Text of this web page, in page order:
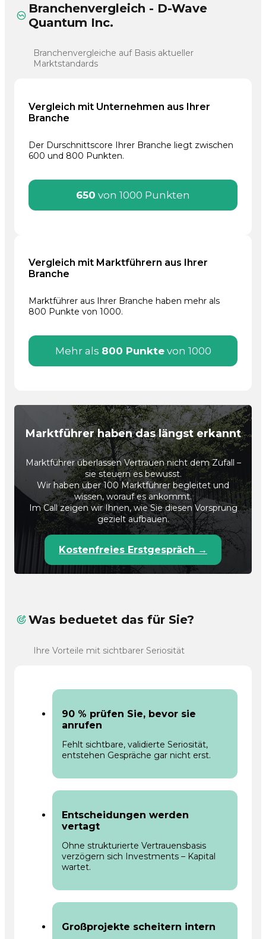
Branchenvergleich - D-Wave
Quantum Inc.
Branchenvergleiche auf Basis aktueller
Marktstandards
Vergleich mit Unternehmen aus Ihrer
Branche
Der Durschnittscore Ihrer Branche liegt zwischen
600 und 800 Punkten.
650 von 1000 Punkten
Vergleich mit Marktführern aus Ihrer
Branche
Marktführer aus Ihrer Branche haben mehr als
800 Punkte von 1000.
Mehr als 800 Punktevon 1000
Marktführer haben das längst erkannt
Marktführer überlassen Vertrauen nicht dem Zufall –
sie steuern es bewusst.
Wir haben über 100 Marktführer begleitet und
wissen, worauf es ankommt.
Im Call zeigen wir Ihnen, wie Sie diesen Vorsprung
gezielt aufbauen.
Kostenfreies Erstgespräch →
Was beduetet das für Sie?
Ihre Vorteile mit sichtbarer Seriosität
90 % prüfen Sie, bevor sie
anrufen
Fehlt sichtbare, validierte Seriosität,
entstehen Gespräche gar nicht erst.
Entscheidungen werden
vertagt
Ohne strukturierte Vertrauensbasis
verzögern sich Investments – Kapital
wartet.
Großprojekte scheitern intern